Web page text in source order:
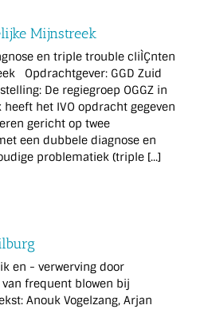
Mijnstreek
en triple trouble cliÌÇnten
Opdrachtgever: GGD Zuid
De regiegroep OGGZ in
het IVO opdracht gegeven
gericht op twee
een dubbele diagnose en
problematiek (triple [...]
en - verwerving door
frequent blowen bij
Anouk Vogelzang, Arjan